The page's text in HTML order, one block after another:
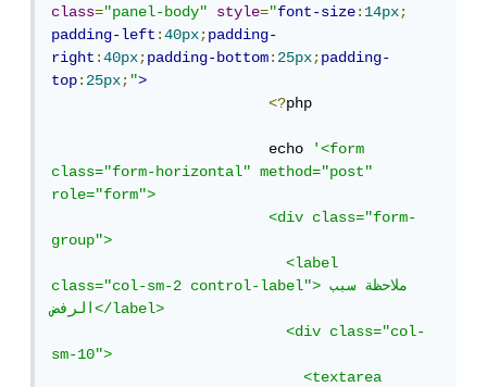
class="panel-body" style="font-size:14px;
padding-left:40px;padding-
right:40px;padding-bottom:25px;padding-
top:25px;">
<?php
                         echo
'<form
class="form-horizontal" method="post"
role="form">
                         <div class="form-
group">
                           <label
class="col-sm-2 control-label">ملاحظة سبب
الرفض</label>
                           <div class="col-
sm-10">
                             <textarea